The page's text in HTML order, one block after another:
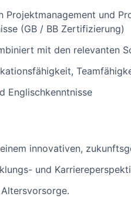
Projektmanagement und
(GB / BB Zertifizierung)
mit den relevanten
Englischkenntnisse
innovativen,
und